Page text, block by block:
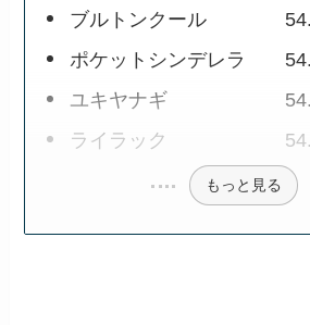
ブルトンクール 54.0
ポケットシンデレラ
ユキヤナギ 54.0
ライラック 54.0
もっと見る